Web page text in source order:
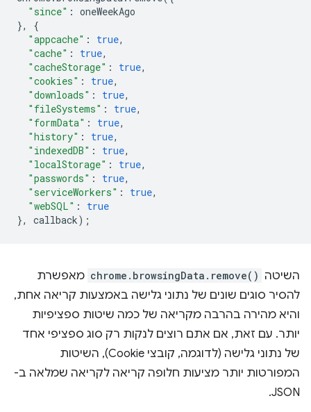
"since" : oneWeekAgo
},
{
"appcache" : true,
"cache" : true,
"cacheStorage" : true,
"cookies" : true,
"downloads" : true,
"fileSystems" : true,
"formData" : true,
"history" : true,
"indexedDB" : true,
"localStorage" : true,
"passwords" : true,
"serviceWorkers" : true,
"webSQL" :
true
},
callback);
השיטה chrome.browsingData.remove() מאפשרת
להסיר סוגים שונים של נתוני גלישה באמצעות קריאה אחת,
והיא מהירה בהרבה מקריאה של כמה שיטות ספציפיות
יותר. עם זאת, אם אתם רוצים לנקות רק סוג ספציפי אחד
של נתוני גלישה (לדוגמה, קובצי Cookie), השיטות
המפורטות יותר מציעות חלופה קריאה לקריאה שמלאה ב-
JSON.